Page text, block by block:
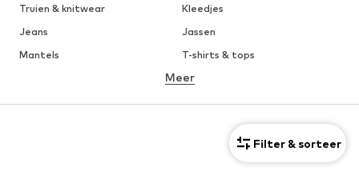
Filter & sorteer
Truien & knitwear
Kleedjes
Jeans
Jassen
Mantels
T-shirts & tops
Ondergoed
Rokken
Blouses & tunieken
Jumpsuits
Meer